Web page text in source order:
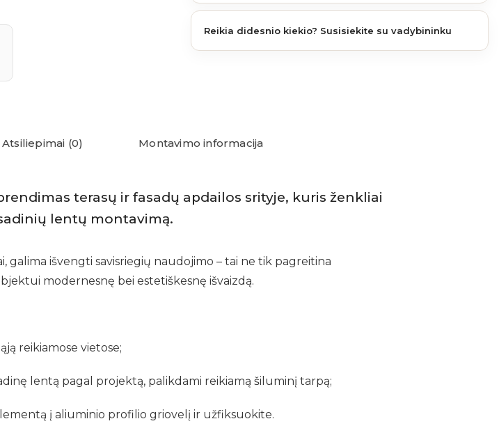
Reikia didesnio kiekio? Susisiekite su vadybininku
Atsiliepimai (0) Montavimo informacija
terasų ir fasadų apdailos srityje, kuris ženkliai
lentų montavimą.
išvengti savisriegių naudojimo – tai ne tik pagreitina
modernesnę bei estetiškesnę išvaizdą.
reikiamose vietose;
lentą pagal projektą, palikdami reikiamą šiluminį tarpą;
į aliuminio profilio griovelį ir užfiksuokite.